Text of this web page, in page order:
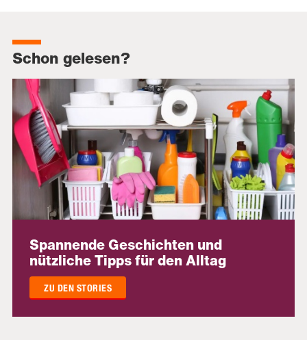
Schon gelesen?
Spannende Geschichten und
nützliche Tipps für den Alltag
ZU DEN STORIES